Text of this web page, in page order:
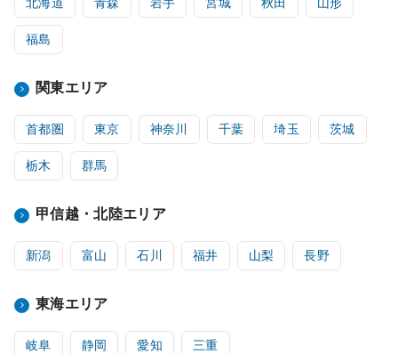
北海道 青森 岩手 宮城 秋田 山形
福島
関東エリア
首都圏 東京 神奈川 千葉 埼玉 茨城
栃木 群馬
甲信越・北陸エリア
新潟 富山 石川 福井 山梨 長野
東海エリア
岐阜 静岡 愛知 三重